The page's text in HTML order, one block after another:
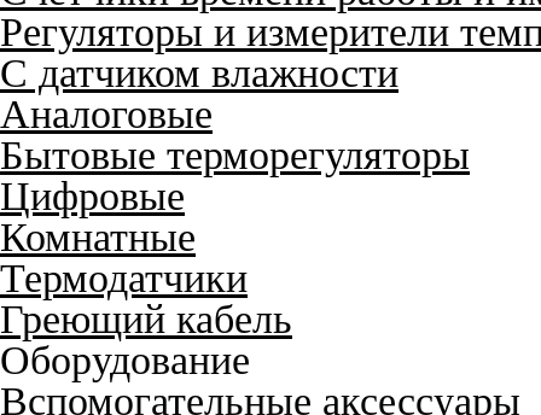
Регуляторы и измерители
С датчиком влажности
Аналоговые
Бытовые терморегуляторы
Цифровые
Комнатные
Термодатчики
Греющий кабель
Оборудование
Вспомогательные аксессуары